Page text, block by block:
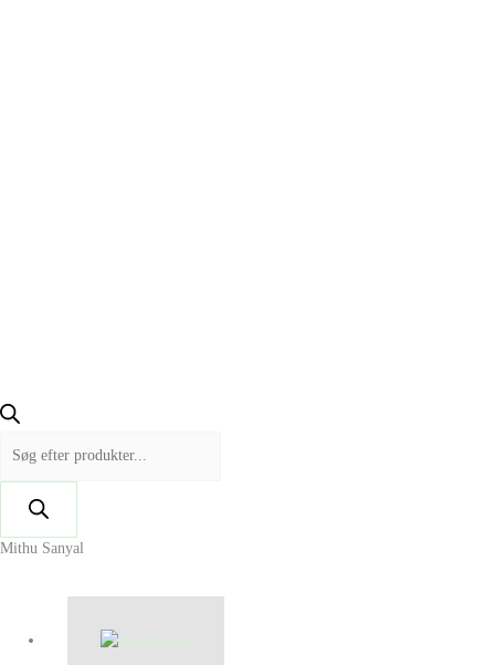
Mithu Sanyal